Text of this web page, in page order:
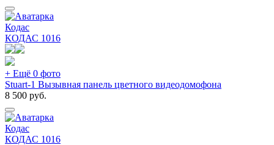
Кодас
КОДАС 1016
+ Ещё 0 фото
Stuart-1 Вызывная панель цветного видеодомофона
8 500 руб.
Кодас
КОДАС 1016